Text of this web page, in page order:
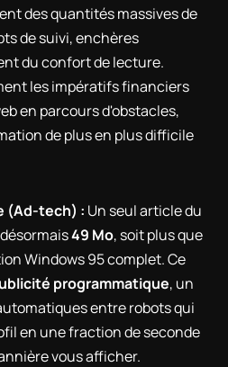
des quantités massives de
de suivi, enchères
du confort de lecture.
les impératifs financiers
en parcours d'obstacles,
de plus en plus difficile
(Ad-tech) :
49 Mo, soit plus que
Windows 95 complet. Ce
programmatique, un
entre robots qui
en une fraction de seconde
vous afficher.